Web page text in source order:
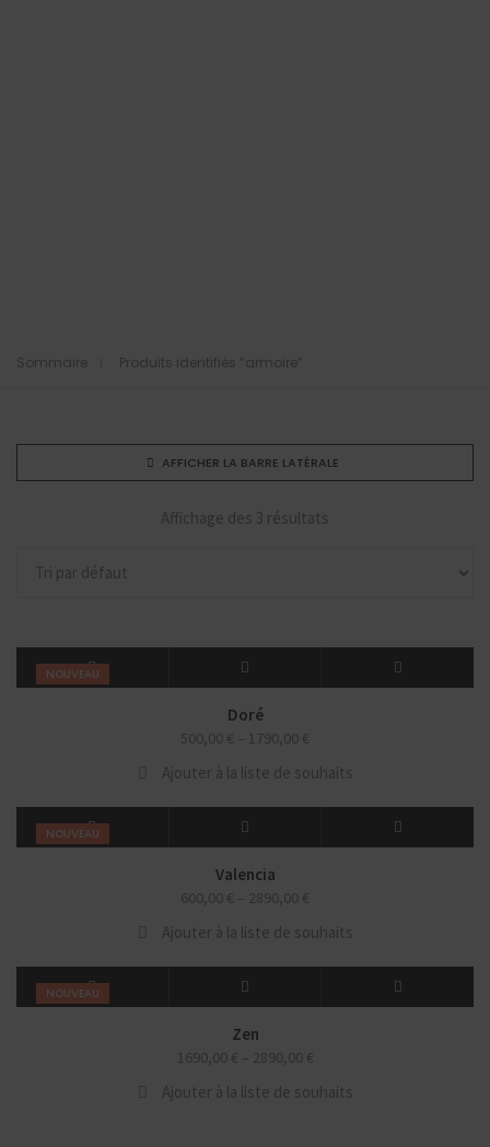
Sommaire Produits identifiés “armoire”
AFFICHER LA BARRE LATÉRALE
Affichage des 3 résultats
NOUVEAU
Doré
500,00 € – 1790,00 €
Ajouter à la liste de souhaits
NOUVEAU
Valencia
600,00 € – 2890,00 €
Ajouter à la liste de souhaits
NOUVEAU
Zen
1690,00 € – 2890,00 €
Ajouter à la liste de souhaits